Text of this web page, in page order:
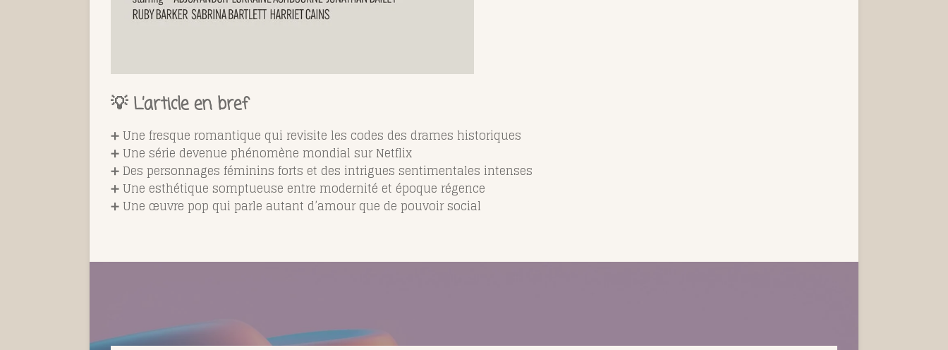
💡 L’article en bref
➕ Une fresque romantique qui revisite les codes des drames historiques
➕ Une série devenue phénomène mondial surNetflix
➕ Des personnages féminins forts et des intrigues sentimentales intenses
➕ Une esthétique somptueuse entre modernité et époque régence
➕ Une œuvre pop qui parle autant d’amour que de pouvoir social